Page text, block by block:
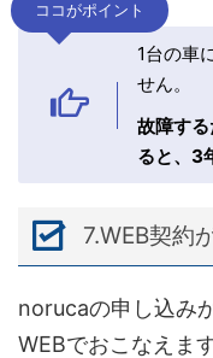
ココがポイント
1台の車
せん。
故障す
ると、3
7.WEB契約
norucaの申し込み
WEBでおこなえます